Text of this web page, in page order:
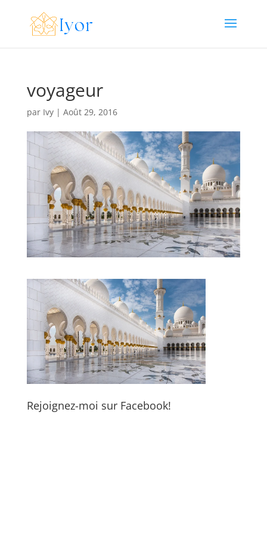
voyageur
par Ivy| Août 29, 2016
Rejoignez-moi sur Facebook!